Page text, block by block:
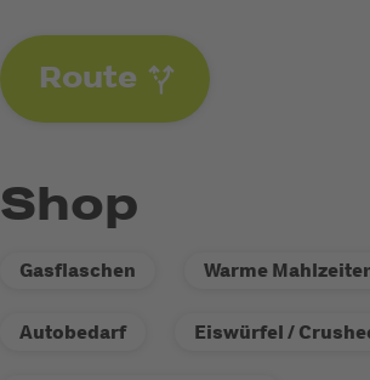
Route
Shop
Gasflaschen Warme
Autobedarf Eiswürfel /